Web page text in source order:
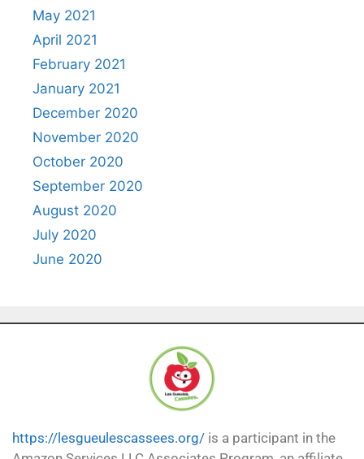
May 2021
April 2021
February 2021
January 2021
December 2020
November 2020
October 2020
September 2020
August 2020
July 2020
June 2020
https://lesgueulescassees.org/ is a participant in the